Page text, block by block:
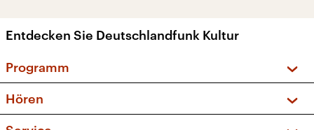
Entdecken Sie Deutschlandfunk Kultur
Programm
Sendungen und Podcasts
Hören